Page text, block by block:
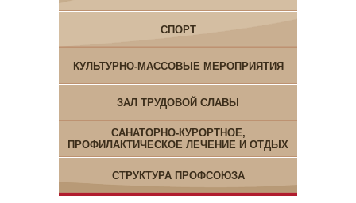
СПОРТ
КУЛЬТУРНО-МАССОВЫЕ МЕРОПРИЯТИЯ
ЗАЛ ТРУДОВОЙ СЛАВЫ
САНАТОРНО-КУРОРТНОЕ,
ПРОФИЛАКТИЧЕСКОЕ ЛЕЧЕНИЕ И ОТДЫХ
СТРУКТУРА ПРОФСОЮЗА